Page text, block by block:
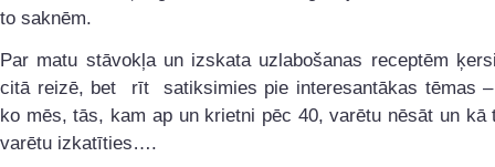
to saknēm.
Par matu stāvokļa un izskata uzlabošanas receptēm
citā reizē, bet rīt satiksimies pie interesantākas tēmas
ko mēs, tās, kam ap un krietni pēc 40, varētu nēsāt un kā
varētu izkatīties….